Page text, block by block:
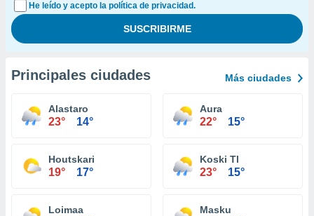
He leído y acepto la política de privacidad.
Principales ciudades Más ciudades
Alastaro
23° 14°
Aura
22° 15°
Houtskari
19° 17°
Koski Tl
23° 15°
Loimaa Masku